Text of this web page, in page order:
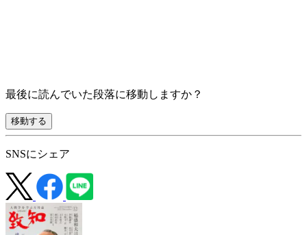
最後に読んでいた段落に移動しますか？
移動する
SNSにシェア